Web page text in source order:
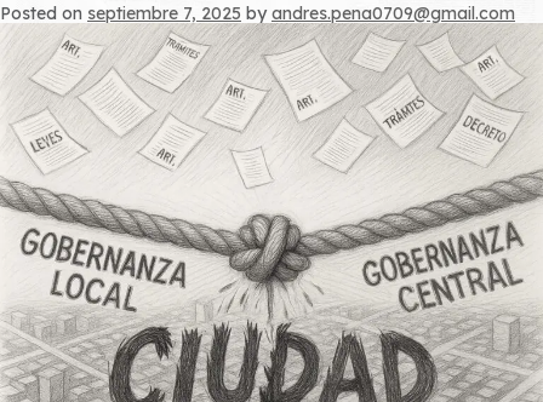
Posted on septiembre 7, 2025 byandres.pena0709@gmail.com